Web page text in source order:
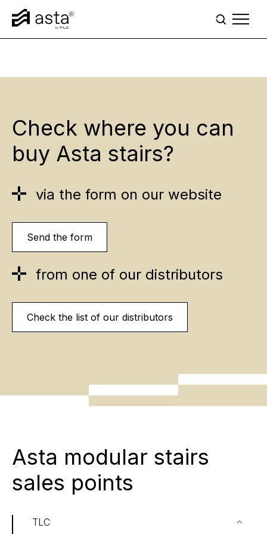
Check where you can
buy Asta stairs?
via the form on our website
Send the form
from one of our distributors
Check the list of our distributors
Asta modular stairs
sales points
TLC